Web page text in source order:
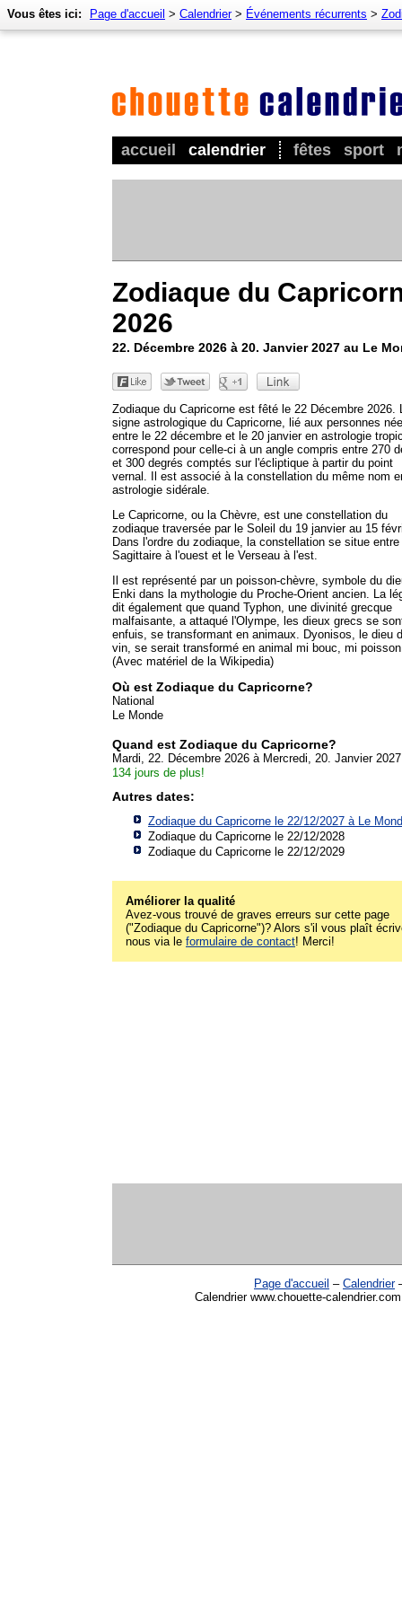
accueil calendrier fêtes sport
Vous êtes ici: Page d'accueil > Calendrier> Événements récurrents >
Zodiaque du
2026
22. Décembre 2026 à 20. Janvier 2027 au Le
Zodiaque du Capricorne est fêté le 22 Décembre 2026.
signe astrologique du Capricorne, lié aux personnes
entre le 22 décembre et le 20 janvier en astrologie
correspond pour celle-ci à un angle compris entre 270
et 300 degrés comptés sur l'écliptique à partir du point
vernal. Il est associé à la constellation du même nom
astrologie sidérale.
Le Capricorne, ou la Chèvre, est une constellation du
zodiaque traversée par le Soleil du 19 janvier au 15
Dans l'ordre du zodiaque, la constellation se situe entre
Sagittaire à l'ouest et le Verseau à l'est.
Il est représenté par un poisson-chèvre, symbole du
Enki dans la mythologie du Proche-Orient ancien. La
dit également que quand Typhon, une divinité grecque
malfaisante, a attaqué l'Olympe, les dieux grecs se
enfuis, se transformant en animaux. Dyonisos, le dieu
vin, se serait transformé en animal mi bouc, mi
(Avec matériel de la Wikipedia)
Où est Zodiaque du Capricorne?
National
Le Monde
Quand est Zodiaque du Capricorne?
Mardi, 22. Décembre 2026 à Mercredi, 20. Janvier 2027
134 jours de plus!
Autres dates:
Zodiaque du Capricorne le 22/12/2027 à
Le
Zodiaque du Capricorne le 22/12/2028
Zodiaque du Capricorne le 22/12/2029
Améliorer la qualité
Avez-vous trouvé de graves erreurs sur cette page
("Zodiaque du Capricorne")? Alors s'il vous plaît
nous via le formulaire de contact! Merci!
Page d'accueil – Calendrier
Calendrier www.chouette-